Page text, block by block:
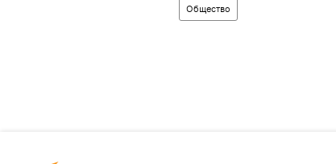
Общество